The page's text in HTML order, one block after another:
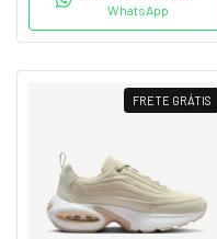
WhatsApp
FRETE GRÁTIS